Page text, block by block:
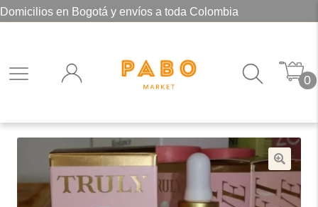
Domicilios en Bogotá y envíos a toda Colombia
0
🔍